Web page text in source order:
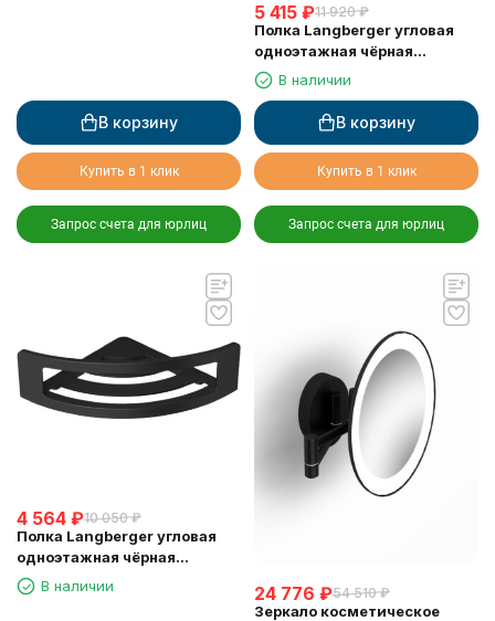
В корзину
Купить в 1 клик
Запрос счета для юрлиц
5 415 ₽11 920 ₽
Полка Langberger угловая
одноэтажная чёрная
матовая 75260-BPC
В наличии
В корзину
Купить в 1 клик
Запрос счета для юрлиц
4 564 ₽10 050 ₽
Полка Langberger угловая
одноэтажная чёрная
матовая 78160-BPC
В наличии 24 776 ₽54 510 ₽
Зеркало косметическое